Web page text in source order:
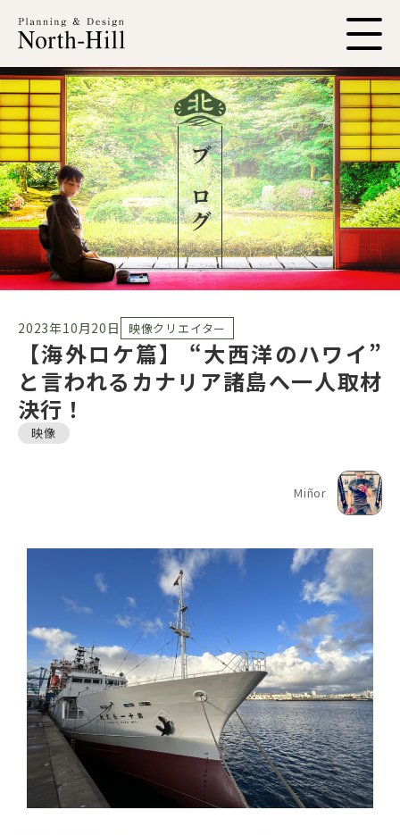
ブログ
2023年10月20日 映像クリエイター
【海外ロケ篇】 “大西洋のハワイ”
と言われるカナリア諸島へ一人取材
決行！
映像
Miñor